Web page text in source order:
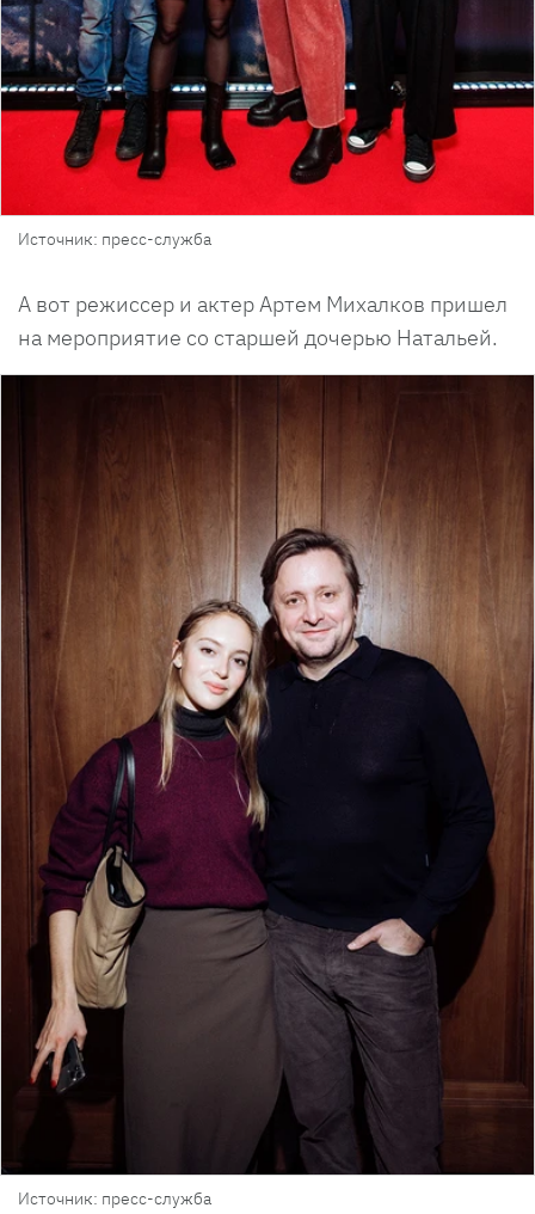
Источник: пресс-служба
А вот режиссер и актер Артем Михалков пришел
на мероприятие со старшей дочерью Натальей.
Источник: пресс-служба